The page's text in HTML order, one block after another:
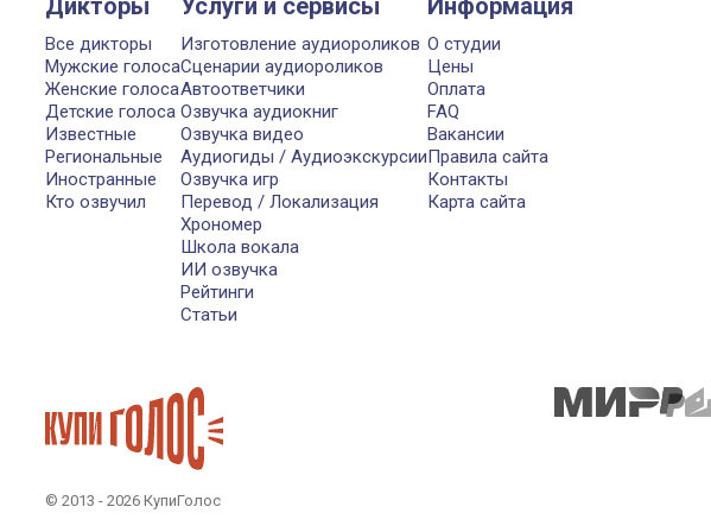
Дикторы
Все дикторы
Мужские голоса
Женские голоса
Детские голоса
Известные
Региональные
Иностранные
Кто озвучил
Услуги и сервисы
Изготовление аудиороликов
Сценарии аудиороликов
Автоответчики
Озвучка аудиокниг
Озвучка видео
Аудиогиды / Аудиоэкскурсии
Озвучка игр
Перевод / Локализация
Хрономер
Школа вокала
ИИ озвучка
Рейтинги
Статьи
Информация
О студии
Цены
Оплата
FAQ
Вакансии
Правила сайта
Контакты
Карта сайта
© 2013 - 2026 КупиГолос